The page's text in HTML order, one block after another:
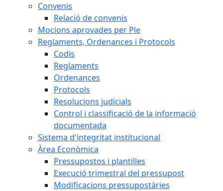
Convenis
Relació de convenis
Mocions aprovades per Ple
Reglaments, Ordenances i Protocols
Codis
Reglaments
Ordenances
Protocols
Resolucions judicials
Control i classificació de la informació
documentada
Sistema d'integritat institucional
Àrea Econòmica
Pressupostos i plantilles
Execució trimestral del pressupost
Modificacions pressupostàries